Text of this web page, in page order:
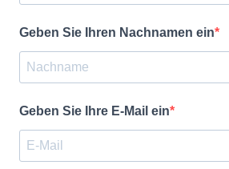
Geben Sie Ihren Nachnamen ein
Geben Sie Ihre E-Mail ein